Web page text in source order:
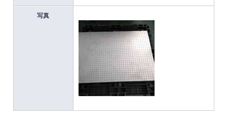
写真